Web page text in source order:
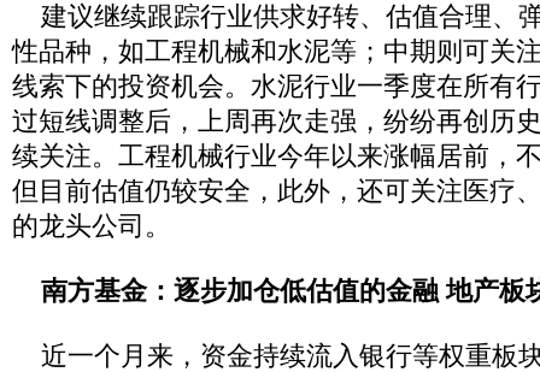
建议继续跟踪行业供求好转、估值合理、
性品种，如工程机械和水泥等；中期则可关
线索下的投资机会。水泥行业一季度在所有
过短线调整后，上周再次走强，纷纷再创历
续关注。工程机械行业今年以来涨幅居前，
但目前估值仍较安全，此外，还可关注医疗
的龙头公司。
南方基金：逐步加仓低估值的金融 地产板
近一个月来，资金持续流入银行等权重板